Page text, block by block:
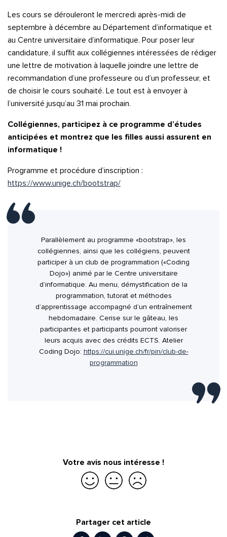
Les cours se dérouleront le mercredi après-midi de
septembre à décembre au Département d’informatique et
au Centre universitaire d’informatique. Pour poser leur
candidature, il suffit aux collégiennes intéressées de rédiger
une lettre de motivation à laquelle joindre une lettre de
recommandation d’une professeure ou d’un professeur, et
de choisir le cours souhaité. Le tout est à envoyer à
l’université jusqu’au 31 mai prochain.
Collégiennes, participez à ce programme d’études
anticipées et montrez que les filles aussi assurent en
informatique !
Programme et procédure d’inscription :
https://www.unige.ch/bootstrap/
Parallèlement au programme «bootstrap», les
collégiennes, ainsi que les collégiens, peuvent
participer à un club de programmation («Coding
Dojo») animé par le Centre universitaire
d’informatique. Au menu, démystification de la
programmation, tutorat et méthodes
d’apprentissage accompagné d’un entraînement
hebdomadaire. Cerise sur le gâteau, les
participantes et participants pourront valoriser
leurs acquis avec des crédits ECTS. Atelier
Coding Dojo: https://cui.unige.ch/fr/pin/club-de-
programmation
Votre avis nous intéresse !
Partager cet article